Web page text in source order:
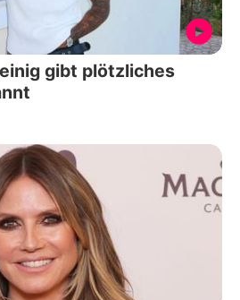
gibt plötzliches